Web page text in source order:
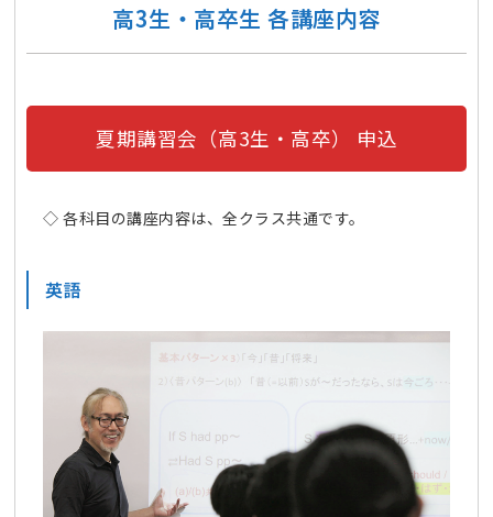
高3生・高卒生 各講座内容
夏期講習会（高3生・高卒） 申込
◇ 各科目の講座内容は、全クラス共通です。
英語